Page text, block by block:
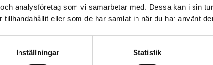
analysföretag som vi samarbetar med. Dessa kan i sin
tillhandahållit eller som de har samlat in när du har använt
Inställningar Statistik